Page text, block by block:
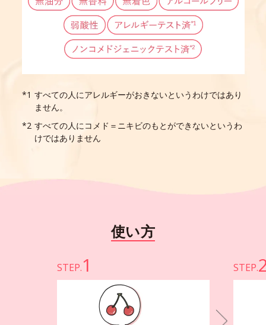
すべての人にアレルギーがおきないというわけではあり
ません。
すべての人にコメド＝ニキビのもとができないというわ
けではありません
使い方
STEP.1 STEP.